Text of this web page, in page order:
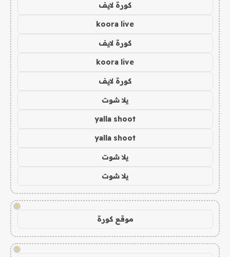
كورة لايف
koora live
كورة لايف
koora live
كورة لايف
يلا شوت
yalla shoot
yalla shoot
يلا شوت
يلا شوت
!
موقع كورة
!